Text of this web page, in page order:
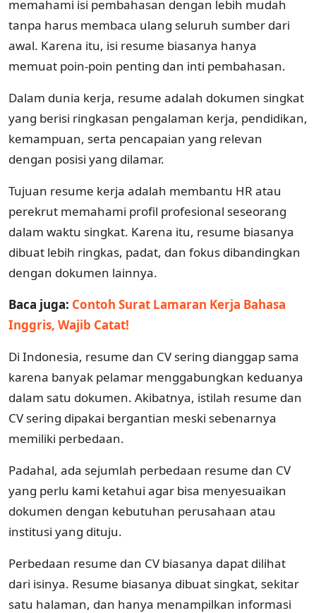
memahami isi pembahasan dengan lebih mudah
tanpa harus membaca ulang seluruh sumber dari
awal. Karena itu, isi resume biasanya hanya
memuat poin-poin penting dan inti pembahasan.
Dalam dunia kerja, resume adalah dokumen singkat
yang berisi ringkasan pengalaman kerja, pendidikan,
kemampuan, serta pencapaian yang relevan
dengan posisi yang dilamar.
Tujuan resume kerja adalah membantu HR atau
perekrut memahami profil profesional seseorang
dalam waktu singkat. Karena itu, resume biasanya
dibuat lebih ringkas, padat, dan fokus dibandingkan
dengan dokumen lainnya.
Baca juga: Contoh Surat Lamaran Kerja Bahasa
Inggris, Wajib Catat!
Di Indonesia, resume dan CV sering dianggap sama
karena banyak pelamar menggabungkan keduanya
dalam satu dokumen. Akibatnya, istilah resume dan
CV sering dipakai bergantian meski sebenarnya
memiliki perbedaan.
Padahal, ada sejumlah perbedaan resume dan CV
yang perlu kami ketahui agar bisa menyesuaikan
dokumen dengan kebutuhan perusahaan atau
institusi yang dituju.
Perbedaan resume dan CV biasanya dapat dilihat
dari isinya. Resume biasanya dibuat singkat, sekitar
satu halaman, dan hanya menampilkan informasi